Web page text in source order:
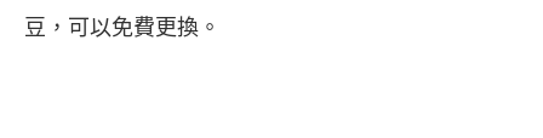
豆，可以免費更換。